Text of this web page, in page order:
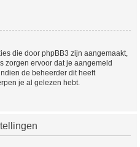
die door phpBB3 zijn aangemaakt,
zorgen ervoor dat je aangemeld
de beheerder dit heeft
je al gelezen hebt.